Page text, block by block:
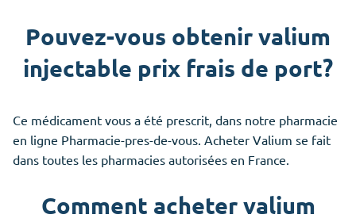
Pouvez-vous obtenir valium
injectable prix frais de port?
Ce médicament vous a été prescrit, dans notre pharmacie
en ligne Pharmacie-pres-de-vous. Acheter Valium se fait
dans toutes les pharmacies autorisées en France.
Comment acheter valium